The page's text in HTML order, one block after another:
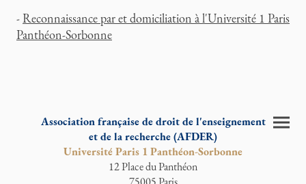
-Reconnaissance par et domiciliation à l'Université 1 Paris
Panthéon-Sorbonne
Association française de droit de l'enseignement
et de la recherche (AFDER)
Université Paris 1 Panthéon-Sorbonne
12 Place du Panthéon